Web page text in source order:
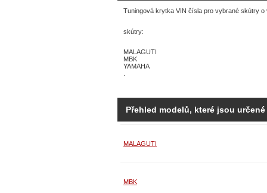
Tuningová krytka VIN čísla pro vybrané skútry o
skútry:
MALAGUTI
MBK
YAMAHA
Přehled modelů, které jsou
MALAGUTI
MBK